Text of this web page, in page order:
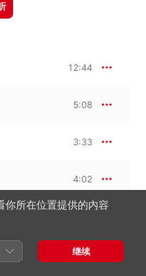
12:44
5:08
3:33
4:02
7:11
你所在位置提供的内容
继续